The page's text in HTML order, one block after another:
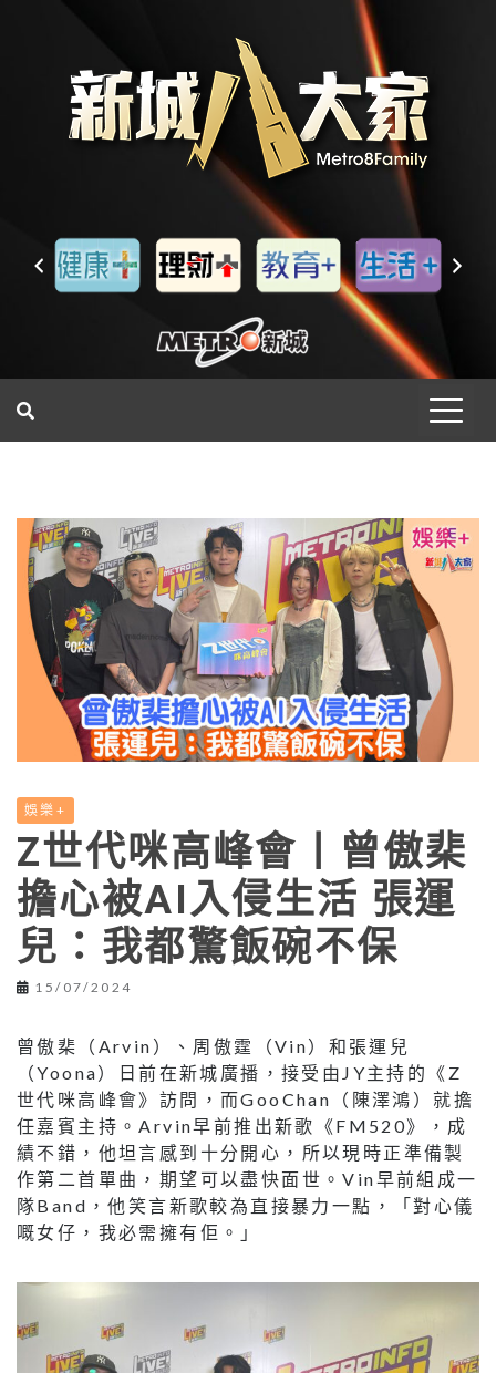
娛樂+
Z世代咪高峰會丨曾傲棐
擔心被AI入侵生活 張運
兒：我都驚飯碗不保
15/07/2024
曾傲棐（Arvin）、周傲霆（Vin）和張運兒
（Yoona）日前在新城廣播，接受由JY主持的《Z
世代咪高峰會》訪問，而GooChan（陳澤鴻）就擔
任嘉賓主持。Arvin早前推出新歌《FM520》，成
績不錯，他坦言感到十分開心，所以現時正準備製
作第二首單曲，期望可以盡快面世。Vin早前組成一
隊Band，他笑言新歌較為直接暴力一點，「對心儀
嘅女仔，我必需擁有佢。」